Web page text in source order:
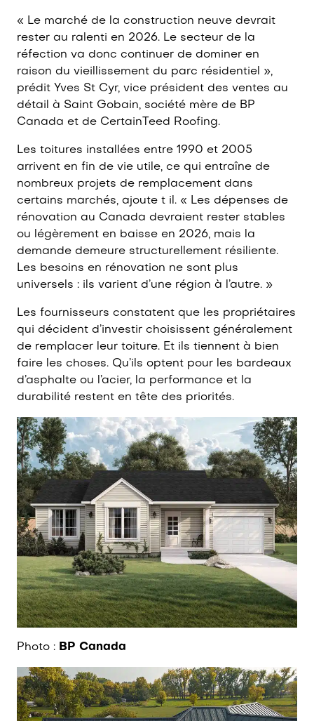
« Le marché de la construction neuve devrait
rester au ralenti en 2026. Le secteur de la
réfection va donc continuer de dominer en
raison du vieillissement du parc résidentiel »,
prédit Yves St Cyr, vice président des ventes au
détail à Saint Gobain, société mère de BP
Canada et de CertainTeed Roofing.
Les toitures installées entre 1990 et 2005
arrivent en fin de vie utile, ce qui entraîne de
nombreux projets de remplacement dans
certains marchés, ajoute t il. « Les dépenses de
rénovation au Canada devraient rester stables
ou légèrement en baisse en 2026, mais la
demande demeure structurellement résiliente.
Les besoins en rénovation ne sont plus
universels : ils varient d’une région à l’autre. »
Les fournisseurs constatent que les propriétaires
qui décident d’investir choisissent généralement
de remplacer leur toiture. Et ils tiennent à bien
faire les choses. Qu’ils optent pour les bardeaux
d’asphalte ou l’acier, la performance et la
durabilité restent en tête des priorités.
Photo : BP Canada